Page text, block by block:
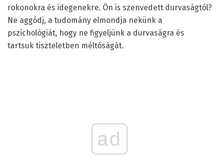
rokonokra és idegenekre. Ön is szenvedett durvaságtól?
Ne aggódj, a tudomány elmondja nekünk a
pszichológiát, hogy ne figyeljünk a durvaságra és
tartsuk tiszteletben méltóságát.
ad